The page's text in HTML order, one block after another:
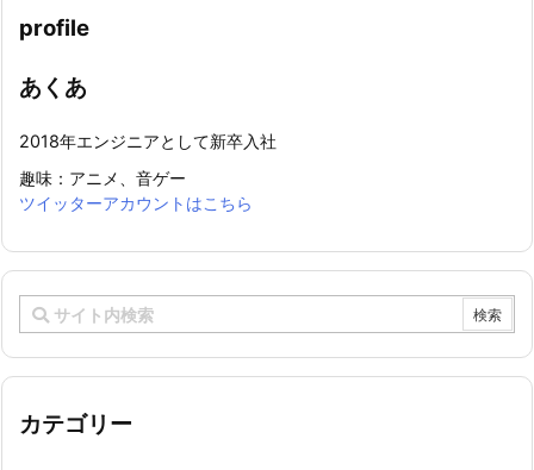
profile
あくあ
2018年エンジニアとして新卒入社
趣味：アニメ、音ゲー
ツイッターアカウントはこちら
カテゴリー